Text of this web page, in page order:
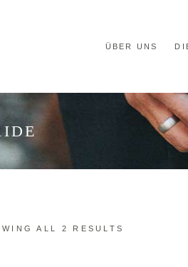
ÜBER UNS
ALL 2 RESULTS